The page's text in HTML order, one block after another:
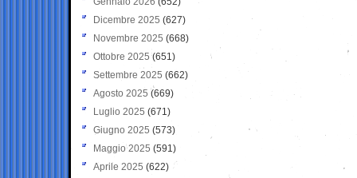
Dicembre 2025 (627)
Novembre 2025 (668)
Ottobre 2025 (651)
Settembre 2025 (662)
Agosto 2025 (669)
Luglio 2025 (671)
Giugno 2025 (573)
Maggio 2025 (591)
Aprile 2025 (622)